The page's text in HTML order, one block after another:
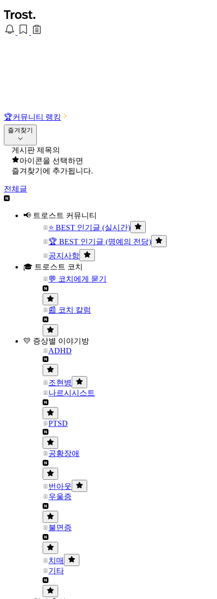
🏆커뮤니티 랭킹
즐겨찾기
게시판 제목의
아이콘을 선택하면
즐겨찾기에 추가됩니다.
전체글
📢 트로스트 커뮤니티
⭐ BEST 인기글 (실시간)
🏆 BEST 인기글 (명예의 전당)
공지사항
🎓 트로스트 코치
💬 코치에게 묻기
📰 코치 칼럼
💛 증상별 이야기방
ADHD
조현병
나르시시스트
PTSD
공황장애
번아웃
우울증
불면증
치매
기타